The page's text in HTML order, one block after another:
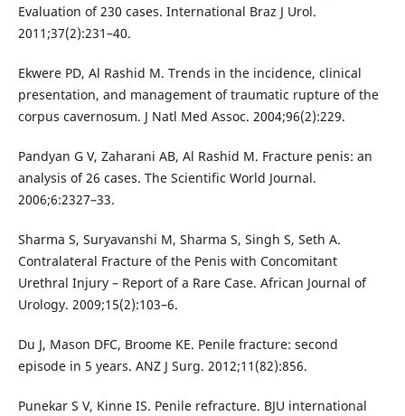
Evaluation of 230 cases. International Braz J Urol.
2011;37(2):231–40.
Ekwere PD, Al Rashid M. Trends in the incidence, clinical
presentation, and management of traumatic rupture of the
corpus cavernosum. J Natl Med Assoc. 2004;96(2):229.
Pandyan G V, Zaharani AB, Al Rashid M. Fracture penis: an
analysis of 26 cases. The Scientific World Journal.
2006;6:2327–33.
Sharma S, Suryavanshi M, Sharma S, Singh S, Seth A.
Contralateral Fracture of the Penis with Concomitant
Urethral Injury – Report of a Rare Case. African Journal of
Urology. 2009;15(2):103–6.
Du J, Mason DFC, Broome KE. Penile fracture: second
episode in 5 years. ANZ J Surg. 2012;11(82):856.
Punekar S V, Kinne IS. Penile refracture. BJU international